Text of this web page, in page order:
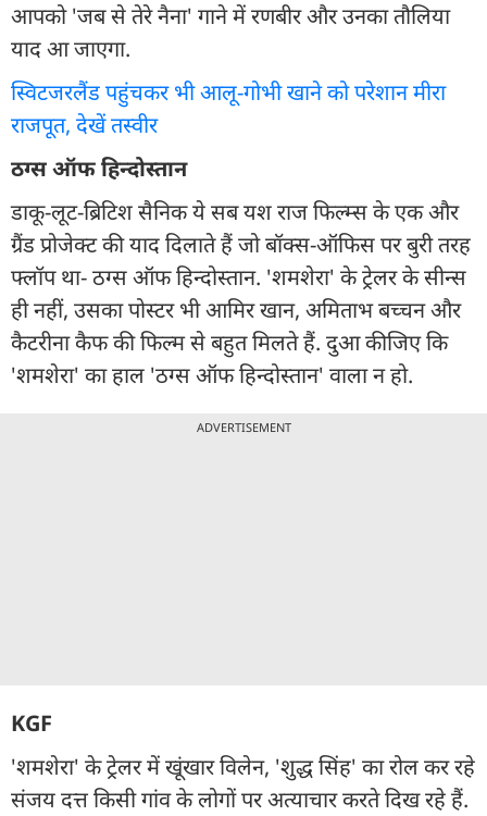
आपको 'जब से तेरे नैना' गाने में रणबीर और उनका तौलिया
याद आ जाएगा.
स्विटजरलैंड पहुंचकर भी आलू-गोभी खाने को परेशान मीरा
राजपूत, देखें तस्वीर
ठग्स ऑफ हिन्दोस्तान
डाकू-लूट-ब्रिटिश सैनिक ये सब यश राज फिल्म्स के एक और
ग्रैंड प्रोजेक्ट की याद दिलाते हैं जो बॉक्स-ऑफिस पर बुरी तरह
फ्लॉप था- ठग्स ऑफ हिन्दोस्तान. 'शमशेरा' के ट्रेलर के सीन्स
ही नहीं, उसका पोस्टर भी आमिर खान, अमिताभ बच्चन और
कैटरीना कैफ की फिल्म से बहुत मिलते हैं. दुआ कीजिए कि
'शमशेरा' का हाल 'ठग्स ऑफ हिन्दोस्तान' वाला न हो.
ADVERTISEMENT
KGF
'शमशेरा' के ट्रेलर में खूंखार विलेन, 'शुद्ध सिंह' का रोल कर रहे
संजय दत्त किसी गांव के लोगों पर अत्याचार करते दिख रहे हैं.